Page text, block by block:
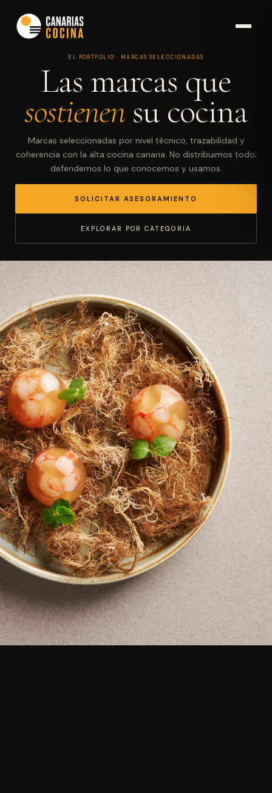
EL PORTFOLIO · MARCAS SELECCIONADAS
Las marcas que
sostienen su cocina
Marcas seleccionadas por nivel técnico, trazabilidad y
coherencia con la alta cocina canaria. No distribuimos todo;
defendemos lo que conocemos y usamos.
SOLICITAR ASESORAMIENTO
EXPLORAR POR CATEGORIA